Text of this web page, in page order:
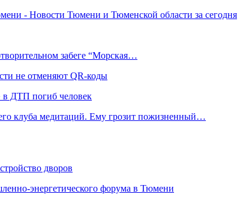
- Новости Тюмени и Тюменской области за сегодня
забеге “Морская…
не отменяют QR-коды
в ДТП погиб человек
клуба медитаций. Ему грозит пожизненный…
дворов
энергетического форума в Тюмени